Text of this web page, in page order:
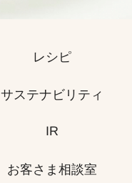
レシピ
サステナビリティ
IR
お客さま相談室